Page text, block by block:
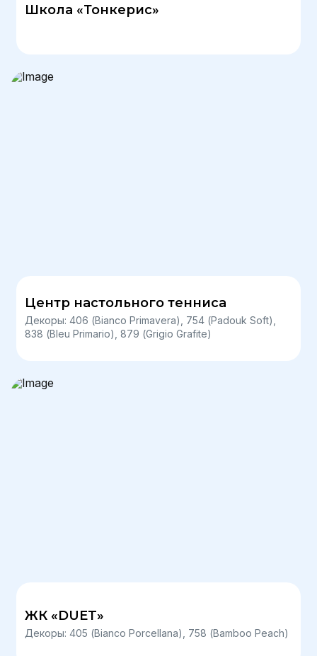
Школа «Тонкерис»
Центр настольного тенниса
Декоры: 406 (Bianco Primavera), 754 (Padouk Soft),
838 (Bleu Primario), 879 (Grigio Grafite)
ЖК «DUET»
Декоры: 405 (Bianco Porcellana), 758 (Bamboo Peach)